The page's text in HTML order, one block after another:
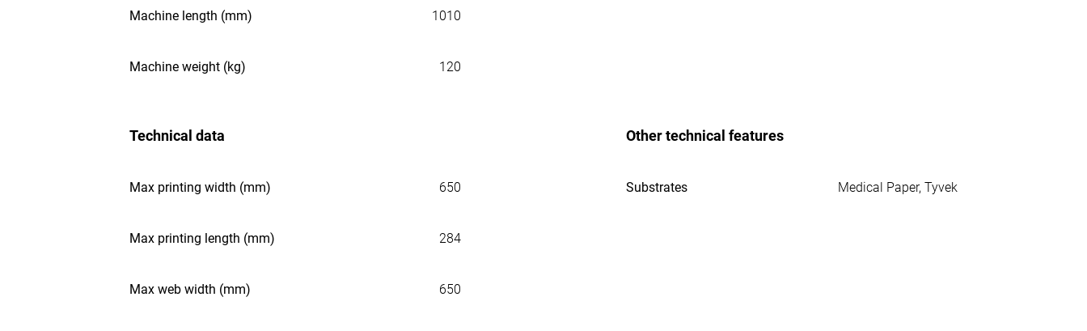
Machine length (mm) 1010
Machine weight (kg) 120
Technical data
Max printing width (mm) 650
Max printing length (mm) 284
Max web width (mm) 650
Other technical features
Substrates Medical Paper, Tyvek